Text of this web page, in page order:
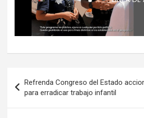
de
entradas
Refrenda Congreso del Estado
para erradicar trabajo infantil